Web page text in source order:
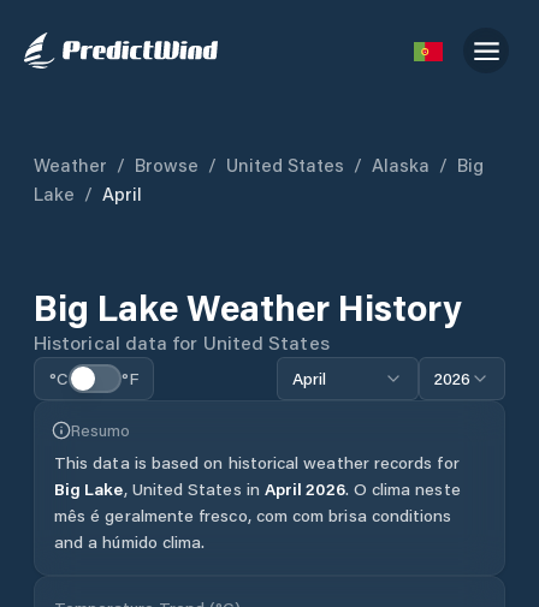
Weather / Browse / United States / Alaska / Big
Lake / April
Big LakeWeather History
Historical data for United States
°C °F April 2026
Resumo
This data is based on historical weather records for
Big Lake, United States in April 2026. O clima neste
mês é geralmente fresco, com com brisa conditions
and a húmido clima.